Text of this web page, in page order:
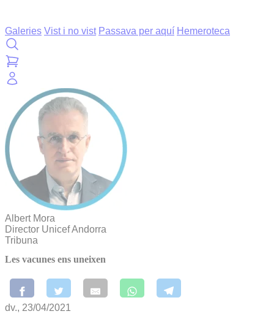
Galeries Vist i no vist Passava per aquí Hemeroteca
Albert Mora
Director Unicef Andorra
Tribuna
Les vacunes ens uneixen
dv., 23/04/2021